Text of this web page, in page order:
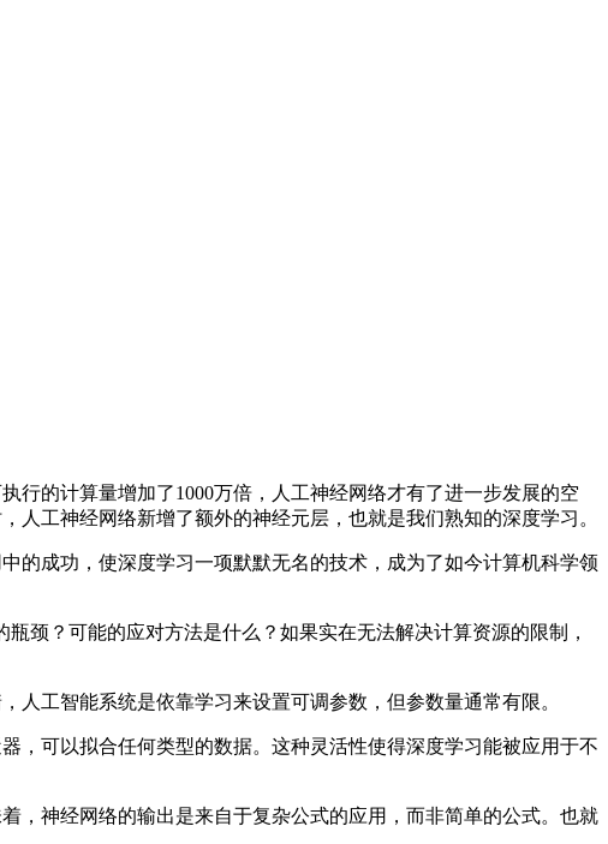
的计算量增加了1000万倍，人工神经网络才有了进一步发展的空
工神经网络新增了额外的神经元层，也就是我们熟知的深度学习。
成功，使深度学习一项默默无名的技术，成为了如今计算机科学领
颈？可能的应对方法是什么？如果实在无法解决计算资源的限制，
工智能系统是依靠学习来设置可调参数，但参数量通常有限。
可以拟合任何类型的数据。这种灵活性使得深度学习能被应用于不
神经网络的输出是来自于复杂公式的应用，而非简单的公式。也就